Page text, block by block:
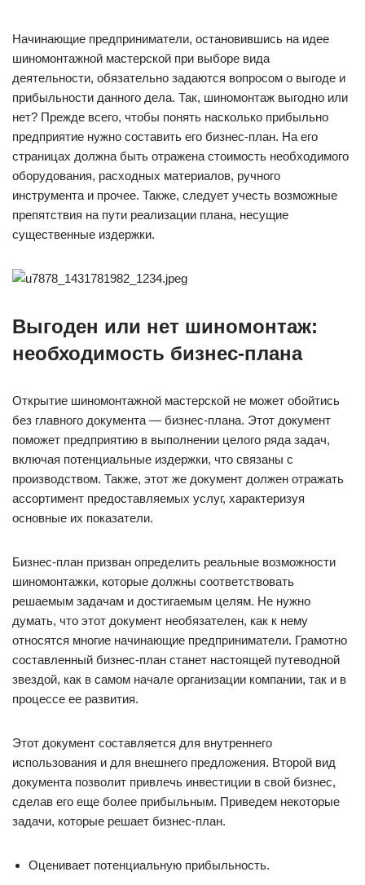
Начинающие предприниматели, остановившись на идее
шиномонтажной мастерской при выборе вида
деятельности, обязательно задаются вопросом о выгоде и
прибыльности данного дела. Так, шиномонтаж выгодно или
нет? Прежде всего, чтобы понять насколько прибыльно
предприятие нужно составить его бизнес-план. На его
страницах должна быть отражена стоимость необходимого
оборудования, расходных материалов, ручного
инструмента и прочее. Также, следует учесть возможные
препятствия на пути реализации плана, несущие
существенные издержки.
Выгоден или нет шиномонтаж:
необходимость бизнес-плана
Открытие шиномонтажной мастерской не может обойтись
без главного документа — бизнес-плана. Этот документ
поможет предприятию в выполнении целого ряда задач,
включая потенциальные издержки, что связаны с
производством. Также, этот же документ должен отражать
ассортимент предоставляемых услуг, характеризуя
основные их показатели.
Бизнес-план призван определить реальные возможности
шиномонтажки, которые должны соответствовать
решаемым задачам и достигаемым целям. Не нужно
думать, что этот документ необязателен, как к нему
относятся многие начинающие предприниматели. Грамотно
составленный бизнес-план станет настоящей путеводной
звездой, как в самом начале организации компании, так и в
процессе ее развития.
Этот документ составляется для внутреннего
использования и для внешнего предложения. Второй вид
документа позволит привлечь инвестиции в свой бизнес,
сделав его еще более прибыльным. Приведем некоторые
задачи, которые решает бизнес-план.
Оценивает потенциальную прибыльность.